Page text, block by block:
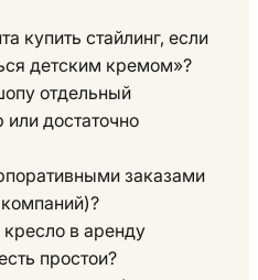
купить стайлинг, если
детским кремом»?
отдельный
достаточно
заказами
в аренду
простои?